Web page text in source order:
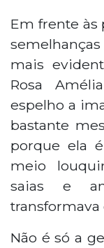
Em frente às
mais
Rosa
espelho a
bastante
porque ela
meio
saias e
transformava
Não é só a